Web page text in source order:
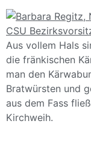
Aus vollem Hals
die fränkischen
man den
Bratwürsten und
aus dem Fass
Kirchweih.